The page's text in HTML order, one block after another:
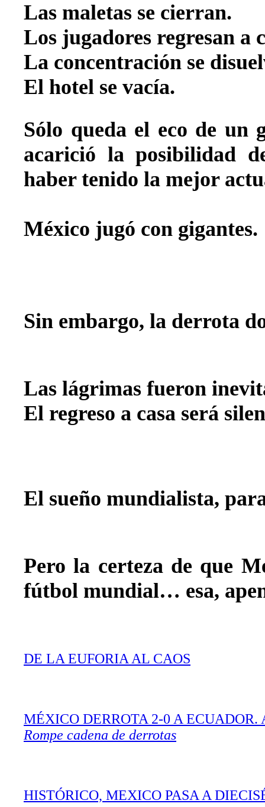
Las maletas se cierran.
Los jugadores regresan a
La concentración se
El hotel se vacía.
Sólo queda el eco de un
acarició la posibilidad
haber tenido la mejor
México jugó con gigantes.
Sin embargo, la derrota
Las lágrimas fueron
El regreso a casa será
El sueño mundialista,
Pero la certeza de que
fútbol mundial… esa,
DE LA EUFORIA AL CAOS
MÉXICO DERROTA 2-0 A
Rompe cadena de derrotas
HISTÓRICO, MEXICO PASA A